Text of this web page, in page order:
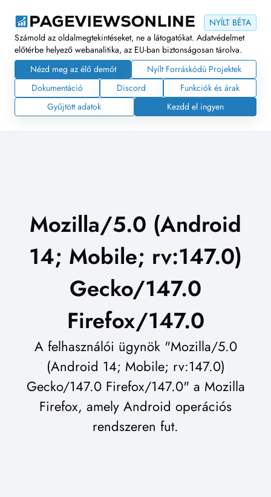
NYÍLT BÉTA
Számold az oldalmegtekintéseket, ne a látogatókat. Adatvédelmet
előtérbe helyező webanalitika, az EU-ban biztonságosan tárolva.
Nézd meg az élő demót
Nyílt Forráskódú Projektek
Dokumentáció
Discord
Funkciók és árak
Gyűjtött adatok
Kezdd el ingyen
Mozilla/5.0 (Android
14; Mobile; rv:147.0)
Gecko/147.0
Firefox/147.0
A felhasználói ügynök "Mozilla/5.0
(Android 14; Mobile; rv:147.0)
Gecko/147.0 Firefox/147.0" a Mozilla
Firefox, amely Android operációs
rendszeren fut.